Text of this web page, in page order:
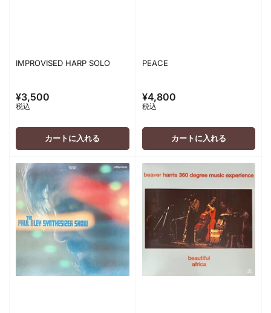
IMPROVISED HARP SOLO
通
常
価
¥3,500
税込
カートに入れる
PEACE
通
常
価
¥4,800
税込
カートに入れる